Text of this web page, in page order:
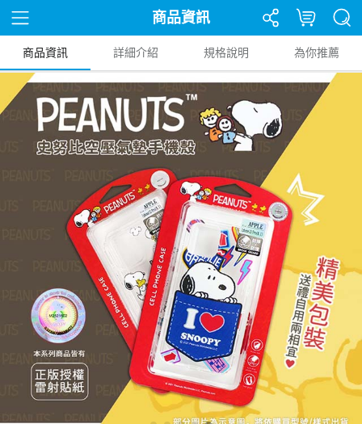
商品資訊
商品資訊 詳細介紹 規格說明 為你推薦